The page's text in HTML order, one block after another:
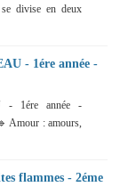
divise en deux
- 1ére année -
- 1ére année -
Amour : amours,
flammes - 2éme